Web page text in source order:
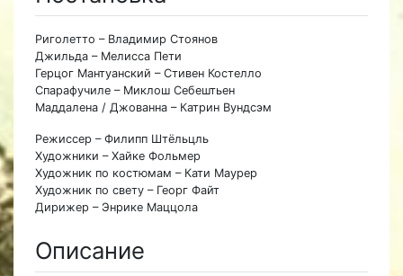
Риголетто – Владимир Стоянов
Джильда – Мелисса Пети
Герцог Мантуанский – Стивен Костелло
Спарафучиле – Миклош Себештьен
Маддалена / Джованна – Катрин Вундсэм
Режиссер – Филипп Штёльцль
Художники – Хайке Фольмер
Художник по костюмам – Кати Маурер
Художник по свету – Георг Файт
Дирижер – Энрике Маццола
Описание